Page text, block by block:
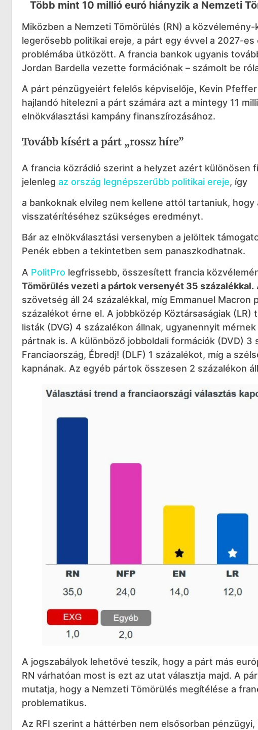
Több mint 10 millió euró hiányzik a Nemzeti
Miközben a Nemzeti Tömörülés (RN) a
legerősebb politikai ereje, a párt egy évvel a 2027-
problémába ütközött. A francia bankok ugyanis
Jordan Bardella vezette formációnak – számolt be
A párt pénzügyeiért felelős képviselője, Kevin
hajlandó hitelezni a párt számára azt a mintegy 11
elnökválasztási kampány finanszírozásához.
Tovább kísért a párt „rossz híre”
A francia közrádió szerint a helyzet azért különösen
jelenleg az ország legnépszerűbb politikai ereje, így
a bankoknak elvileg nem kellene attól tartaniuk,
visszatérítéséhez szükséges eredményt.
Bár az elnökválasztási versenyben a jelöltek
Penék ebben a tekintetben sem panaszkodhatnak.
A PolitPro legfrissebb, összesített francia
Tömörülés vezeti a pártok versenyét 35 százalékkal.
szövetség áll 24 százalékkal, míg Emmanuel
százalékot érne el. A jobbközép Köztársaságiak
listák (DVG) 4 százalékon állnak, ugyanennyit
pártnak is. A különböző jobboldali formációk (DVD)
Franciaország, Ébredj! (DLF) 1 százalékot, míg a
kapnának. Az egyéb pártok összesen 2 százalékon
A jogszabályok lehetővé teszik, hogy a párt más
RN várhatóan most is ezt az utat választja majd. A
mutatja, hogy a Nemzeti Tömörülés megítélése a
problematikus.
Az RFI szerint a háttérben nem elsősorban